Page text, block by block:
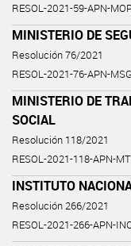
RESOL-2021-59-APN-
MINISTERIO DE
Resolución 76/2021
RESOL-2021-76-APN-MSG
MINISTERIO DE
SOCIAL
Resolución 118/2021
RESOL-2021-118-APN-MT
INSTITUTO
Resolución 266/2021
RESOL-2021-266-APN-